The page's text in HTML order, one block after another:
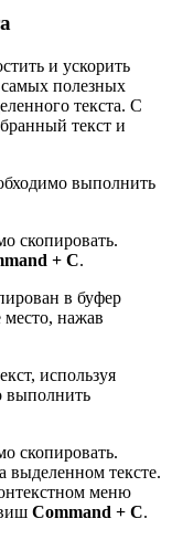
и ускорить
полезных
текста. С
текст и
выполнить
скопировать.
+ C.
в буфер
место, нажав
используя
выполнить
скопировать.
тексте.
меню
Command + C.